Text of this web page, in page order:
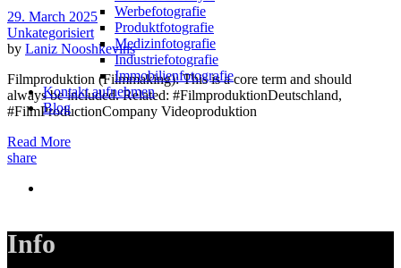
Werbefotografie
Produktfotografie
Medizinfotografie
Industriefotografie
Immobilienfotografie
Kontakt aufnehmen
Blog
29. March 2025
Unkategorisiert
by Laniz Nooshkevins
Filmproduktion (Filmmaking): This is a core term and should
always be included. Related: #FilmproduktionDeutschland,
#FilmProductionCompany Videoproduktion
Read More
share
Info